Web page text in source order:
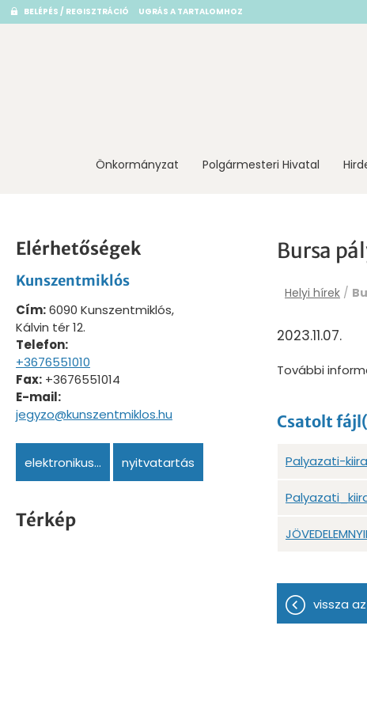
BELÉPÉS / REGISZTRÁCIÓ UGRÁS A TARTALOMHOZ
Önkormányzat Polgármesteri Hivatal
Elérhetőségek
Kunszentmiklós
Cím:6090 Kunszentmiklós,
Kálvin tér 12.
Telefon:
+3676551010
Fax: +3676551014
E-mail:
jegyzo@kunszentmiklos.hu
elektronikus... nyitvatartás
Térkép
Bursa
Helyi hírek /
2023.11.07.
További
Csatolt
Palyazati-
vissza